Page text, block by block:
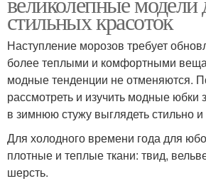
стильных красоток
Наступление морозов требует
более теплыми и комфортными
модные тенденции не отменяются.
рассмотреть и изучить модные
в зимнюю стужу выглядеть стильно и
Для холодного времени года для
плотные и теплые ткани: твид,
шерсть.